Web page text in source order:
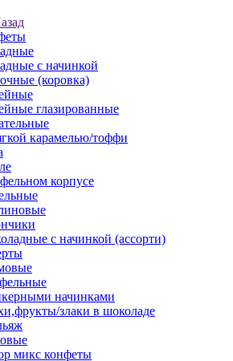
с начинкой
(коровка)
глазированные
карамелью/тоффи
корпусе
с начинкой (ассорти)
начинками
злаки в шоколаде
микс конфеты